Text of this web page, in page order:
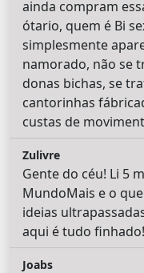
ainda compram
ótario, quem é Bi
simplesmente
namorado, não se
donas bichas, se
cantorinhas
custas de
Zulivre
Gente do céu! Li 5
MundoMais e o
ideias
aqui é tudo
Joabs